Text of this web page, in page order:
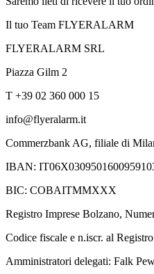
Il tuo Team FLYERALARM
FLYERALARM SRL
Piazza Gilm 2
T +39 02 360 000 15
info@flyeralarm.it
Commerzbank AG, filiale di
IBAN:
BIC: COBAITMMXXX
Registro Imprese Bolzano,
Codice fiscale e n.iscr. al
Amministratori delegati: Falk